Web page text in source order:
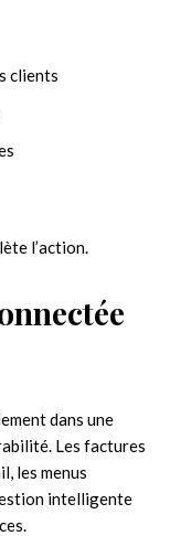
clients
l’action.
dans une
Les factures
les menus
intelligente